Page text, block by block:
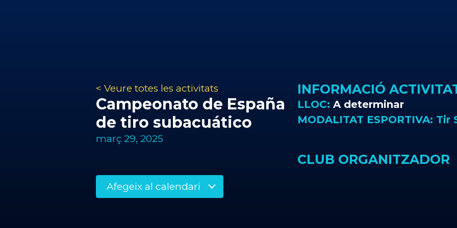
< Veure totes les activitats
Campeonato de España
de tiro subacuático
març 29, 2025
Afegeix al calendari
INFORMACIÓ
LLOC: A determinar
MODALITAT ESPORTIVA: Tir
CLUB ORGANITZADOR